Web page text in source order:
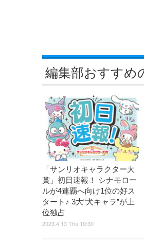
編集部おすすめ
「サンリオキャラクター大
賞」初日速報！ シナモロー
ルが4連覇へ向け1位の好ス
タート♪ 3大“犬キャラ”が上
位独占
2023.4.13 Thu 19:30